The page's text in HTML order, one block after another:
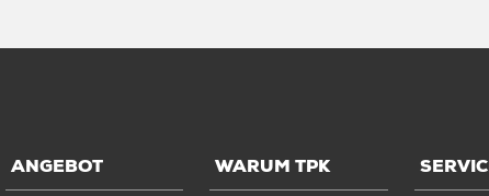
ANGEBOT WARUM TPK